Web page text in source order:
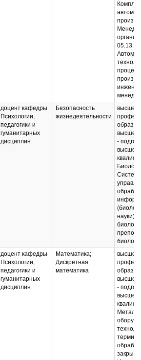
05.13.07
доцент кафедры
Психологии,
педагогики и
гуманитарных
дисциплин
Безопасность
жизнедеятельности
высшее
высшее
-
высшей
науки)
биолог,
доцент кафедры
Психологии,
педагогики и
гуманитарных
дисциплин
Математика;
Дискретная
математика
высшее
высшее
-
высшей